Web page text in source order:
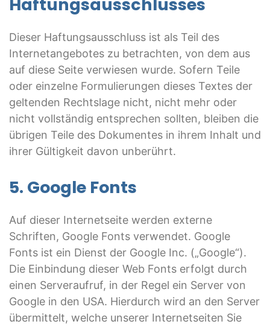
Haftungsausschlusses
Dieser Haftungsausschluss ist als Teil des
Internetangebotes zu betrachten, von dem aus
auf diese Seite verwiesen wurde. Sofern Teile
oder einzelne Formulierungen dieses Textes der
geltenden Rechtslage nicht, nicht mehr oder
nicht vollständig entsprechen sollten, bleiben die
übrigen Teile des Dokumentes in ihrem Inhalt und
ihrer Gültigkeit davon unberührt.
5. Google Fonts
Auf dieser Internetseite werden externe
Schriften, Google Fonts verwendet. Google
Fonts ist ein Dienst der Google Inc. („Google“).
Die Einbindung dieser Web Fonts erfolgt durch
einen Serveraufruf, in der Regel ein Server von
Google in den USA. Hierdurch wird an den Server
übermittelt, welche unserer Internetseiten Sie